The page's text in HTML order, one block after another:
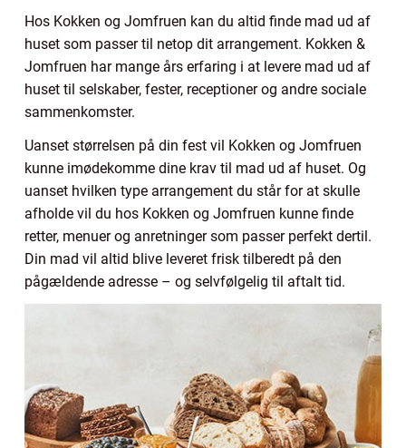
Hos Kokken og Jomfruen kan du altid finde mad ud af
huset som passer til netop dit arrangement. Kokken &
Jomfruen har mange års erfaring i at levere mad ud af
huset til selskaber, fester, receptioner og andre sociale
sammenkomster.
Uanset størrelsen på din fest vil Kokken og Jomfruen
kunne imødekomme dine krav til mad ud af huset. Og
uanset hvilken type arrangement du står for at skulle
afholde vil du hos Kokken og Jomfruen kunne finde
retter, menuer og anretninger som passer perfekt dertil.
Din mad vil altid blive leveret frisk tilberedt på den
pågældende adresse – og selvfølgelig til aftalt tid.